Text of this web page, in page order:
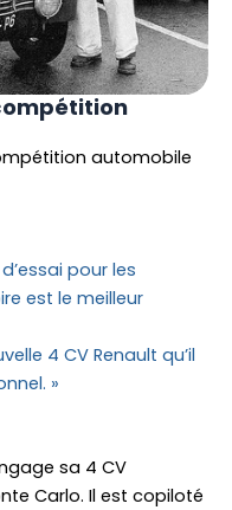
automobile
pour les
est le meilleur
4 CV Renault qu’il
»
sa 4 CV
Carlo. Il est copiloté